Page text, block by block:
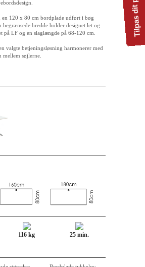
120 x 80 cm bordplade udført i bøg
bredde holder designet let og
på LF og en slaglængde på 68-120 cm.
valgte betjeningsløsning harmonerer med
søjlerne.
i standardbordplader.
sikkerhed under drift.
design, hvor den mekaniske
116 kg 25 min.